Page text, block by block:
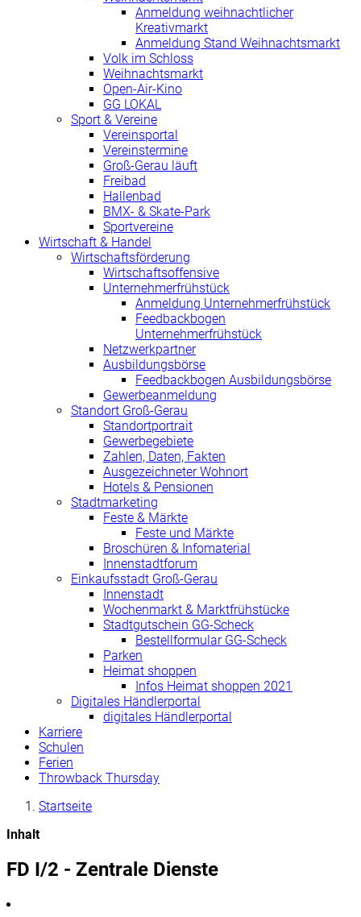
Anmeldung weihnachtlicher
Kreativmarkt
Anmeldung Stand Weihnachtsmarkt
Volk im Schloss
Weihnachtsmarkt
Open-Air-Kino
GG LOKAL
Sport & Vereine
Vereinsportal
Vereinstermine
Groß-Gerau läuft
Freibad
Hallenbad
BMX- & Skate-Park
Sportvereine
Wirtschaft & Handel
Wirtschaftsförderung
Wirtschaftsoffensive
Unternehmerfrühstück
Anmeldung Unternehmerfrühstück
Feedbackbogen
Unternehmerfrühstück
Netzwerkpartner
Ausbildungsbörse
Feedbackbogen Ausbildungsbörse
Gewerbeanmeldung
Standort Groß-Gerau
Standortportrait
Gewerbegebiete
Zahlen, Daten, Fakten
Ausgezeichneter Wohnort
Hotels & Pensionen
Stadtmarketing
Feste & Märkte
Feste und Märkte
Broschüren & Infomaterial
Innenstadtforum
Einkaufsstadt Groß-Gerau
Innenstadt
Wochenmarkt & Marktfrühstücke
Stadtgutschein GG-Scheck
Bestellformular GG-Scheck
Parken
Heimat shoppen
Infos Heimat shoppen 2021
Digitales Händlerportal
digitales Händlerportal
Karriere
Schulen
Ferien
Throwback Thursday
Startseite
Inhalt
FD I/2 - Zentrale Dienste